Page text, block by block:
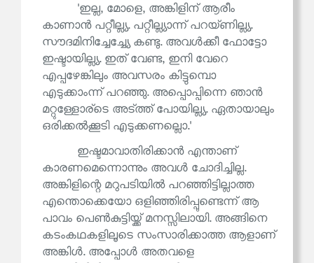
'ഇല്ല, മോളെ, അങ്കിളിന് ആരീം
കാണാൻ പറ്റീല്ല്യ. പറ്റീല്ല്യാന്ന് പറയ്ണില്ല്യ.
സൗദമിനിച്ചേച്ച്യേ കണ്ടു. അവൾക്കീ ഫോട്ടോ
ഇഷ്ടായില്ല്യ. ഇത് വേണ്ട, ഇനി വേറെ
എപ്പഴേങ്കിലും അവസരം കിട്ടുമ്പൊ
എടുക്കാംന്ന് പറഞ്ഞു. അപ്പൊപ്പിന്നെ ഞാൻ
മറ്റുള്ളോര്‌ടെ അട്ത്ത് പോയില്ല്യ. ഏതായാലും
ഒരിക്കൽക്കൂടി എടുക്കണല്ലൊ.'
ഇഷ്ടമാവാതിരിക്കാൻ എന്താണ്
കാരണമെന്നൊന്നും അവൾ ചോദിച്ചില്ല.
അങ്കിളിന്റെ മറുപടിയിൽ പറഞ്ഞിട്ടില്ലാത്ത
എന്തൊക്കെയോ ഒളിഞ്ഞിരിപ്പുണ്ടെന്ന് ആ
പാവം പെൺകുട്ടിയ്ക്ക് മനസ്സിലായി. അങ്ങിനെ
കടംകഥകളിലൂടെ സംസാരിക്കാത്ത ആളാണ്
അങ്കിൾ. അപ്പോൾ അതവളെ